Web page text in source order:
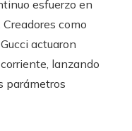
esfuerzo en
como
actuaron
lanzando
parámetros